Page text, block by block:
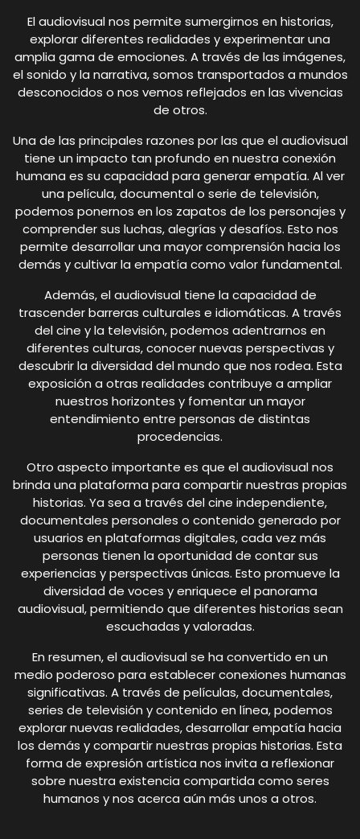
El audiovisual nos permite sumergirnos en historias,
explorar diferentes realidades y experimentar una
amplia gama de emociones. A través de las imágenes,
el sonido y la narrativa, somos transportados a mundos
desconocidos o nos vemos reflejados en las vivencias
de otros.
Una de las principales razones por las que el audiovisual
tiene un impacto tan profundo en nuestra conexión
humana es su capacidad para generar empatía. Al ver
una película, documental o serie de televisión,
podemos ponernos en los zapatos de los personajes y
comprender sus luchas, alegrías y desafíos. Esto nos
permite desarrollar una mayor comprensión hacia los
demás y cultivar la empatía como valor fundamental.
Además, el audiovisual tiene la capacidad de
trascender barreras culturales e idiomáticas. A través
del cine y la televisión, podemos adentrarnos en
diferentes culturas, conocer nuevas perspectivas y
descubrir la diversidad del mundo que nos rodea. Esta
exposición a otras realidades contribuye a ampliar
nuestros horizontes y fomentar un mayor
entendimiento entre personas de distintas
procedencias.
Otro aspecto importante es que el audiovisual nos
brinda una plataforma para compartir nuestras propias
historias. Ya sea a través del cine independiente,
documentales personales o contenido generado por
usuarios en plataformas digitales, cada vez más
personas tienen la oportunidad de contar sus
experiencias y perspectivas únicas. Esto promueve la
diversidad de voces y enriquece el panorama
audiovisual, permitiendo que diferentes historias sean
escuchadas y valoradas.
En resumen, el audiovisual se ha convertido en un
medio poderoso para establecer conexiones humanas
significativas. A través de películas, documentales,
series de televisión y contenido en línea, podemos
explorar nuevas realidades, desarrollar empatía hacia
los demás y compartir nuestras propias historias. Esta
forma de expresión artística nos invita a reflexionar
sobre nuestra existencia compartida como seres
humanos y nos acerca aún más unos a otros.